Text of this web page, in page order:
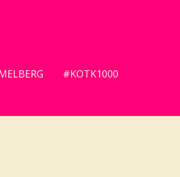
#KOTK1000